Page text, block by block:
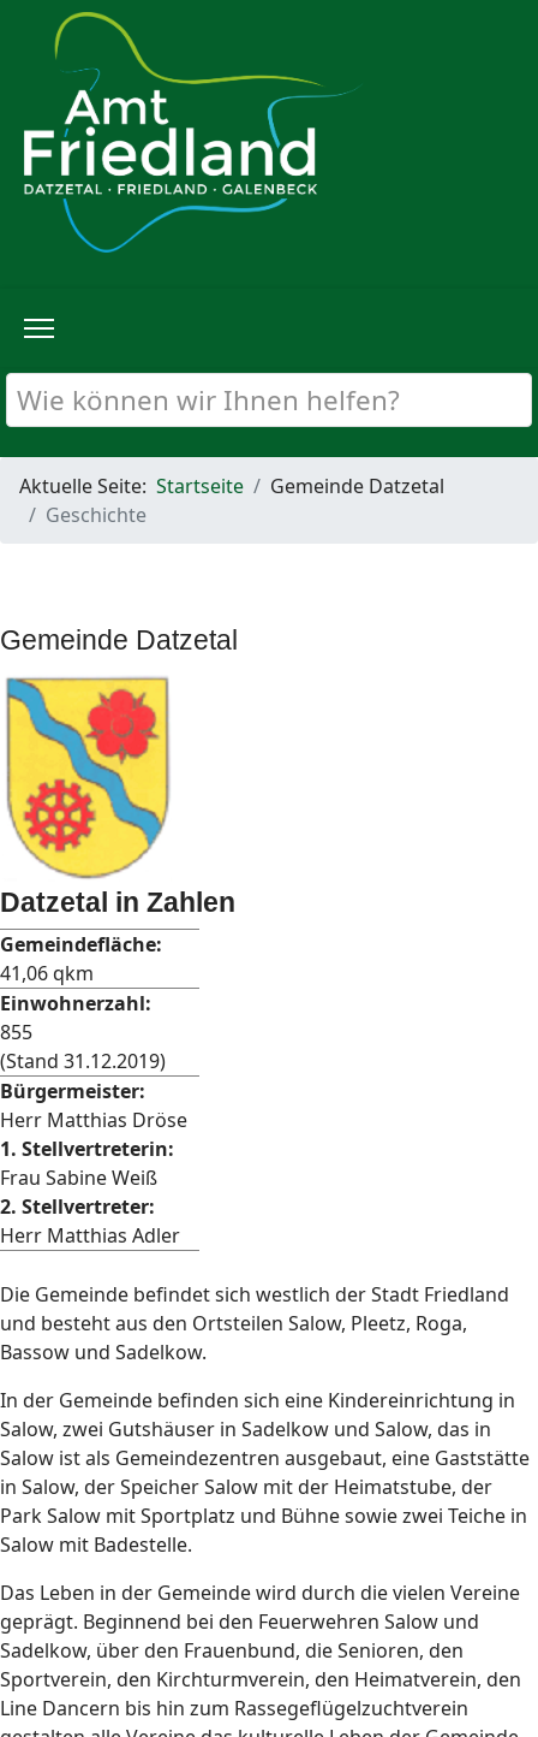
Aktuelle Seite: Startseite
Gemeinde Datzetal
Geschichte
Gemeinde Datzetal
Datzetal in Zahlen
Gemeindefläche:
41,06 qkm
Einwohnerzahl:
855
(Stand 31.12.2019)
Bürgermeister:
Herr Matthias Dröse
1. Stellvertreterin:
Frau Sabine Weiß
2. Stellvertreter:
Herr Matthias Adler
Die Gemeinde befindet sich westlich der Stadt Friedland
und besteht aus den Ortsteilen Salow, Pleetz, Roga,
Bassow und Sadelkow.
In der Gemeinde befinden sich eine Kindereinrichtung in
Salow, zwei Gutshäuser in Sadelkow und Salow, das in
Salow ist als Gemeindezentren ausgebaut, eine Gaststätte
in Salow, der Speicher Salow mit der Heimatstube, der
Park Salow mit Sportplatz und Bühne sowie zwei Teiche in
Salow mit Badestelle.
Das Leben in der Gemeinde wird durch die vielen Vereine
geprägt. Beginnend bei den Feuerwehren Salow und
Sadelkow, über den Frauenbund, die Senioren, den
Sportverein, den Kirchturmverein, den Heimatverein, den
Line Dancern bis hin zum Rassegeflügelzuchtverein